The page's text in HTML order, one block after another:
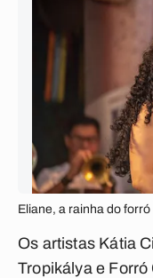
Eliane, a rainha do forró
Os artistas Kátia
Tropikálya e